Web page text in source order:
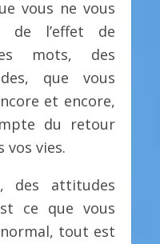
vous ne vous
de l’effet de
mots, des
que vous
et encore,
du retour
vos vies.
des attitudes
ce que vous
tout est